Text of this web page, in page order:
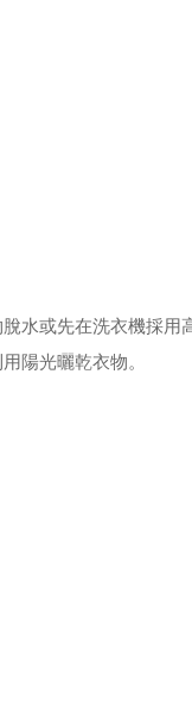
水或先在洗衣機採
陽光曬乾衣物。